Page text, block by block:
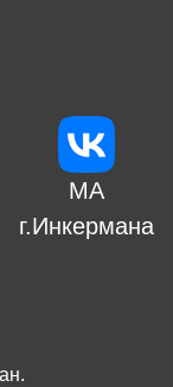
МА
г.Инкермана
.